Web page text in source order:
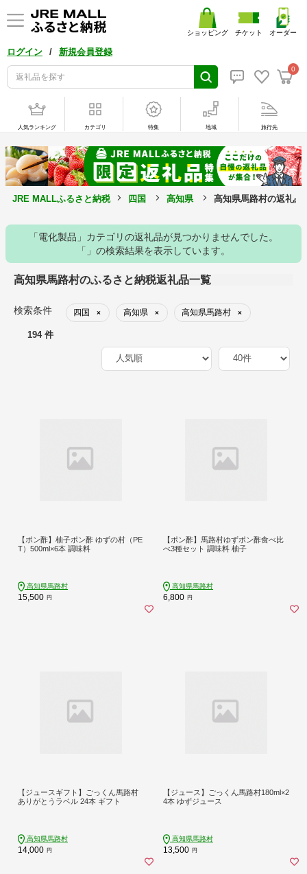
ログイン / 新規会員登録
0
ショッピング チケット オーダー
人気ランキング カテゴリ 特集 地域 旅行先
JRE MALLふるさと納税 四国 高知県 高知県馬路村の返礼品
「電化製品」カテゴリの返礼品が見つかりませんでした。
「」の検索結果を表示しています。
高知県馬路村のふるさと納税返礼品一覧
検索条件 四国 × 高知県 × 高知県馬路村 ×
194 件
【ポン酢】柚子ポン酢 ゆずの村（PE
T）500ml×6本 調味料
高知県馬路村
15,500 円
【ポン酢】馬路村ゆずポン酢食べ比
べ3種セット 調味料 柚子
高知県馬路村
6,800 円
【ジュースギフト】ごっくん馬路村
ありがとうラベル 24本 ギフト
高知県馬路村
14,000 円
【ジュース】ごっくん馬路村180ml×2
4本 ゆずジュース
高知県馬路村
13,500 円